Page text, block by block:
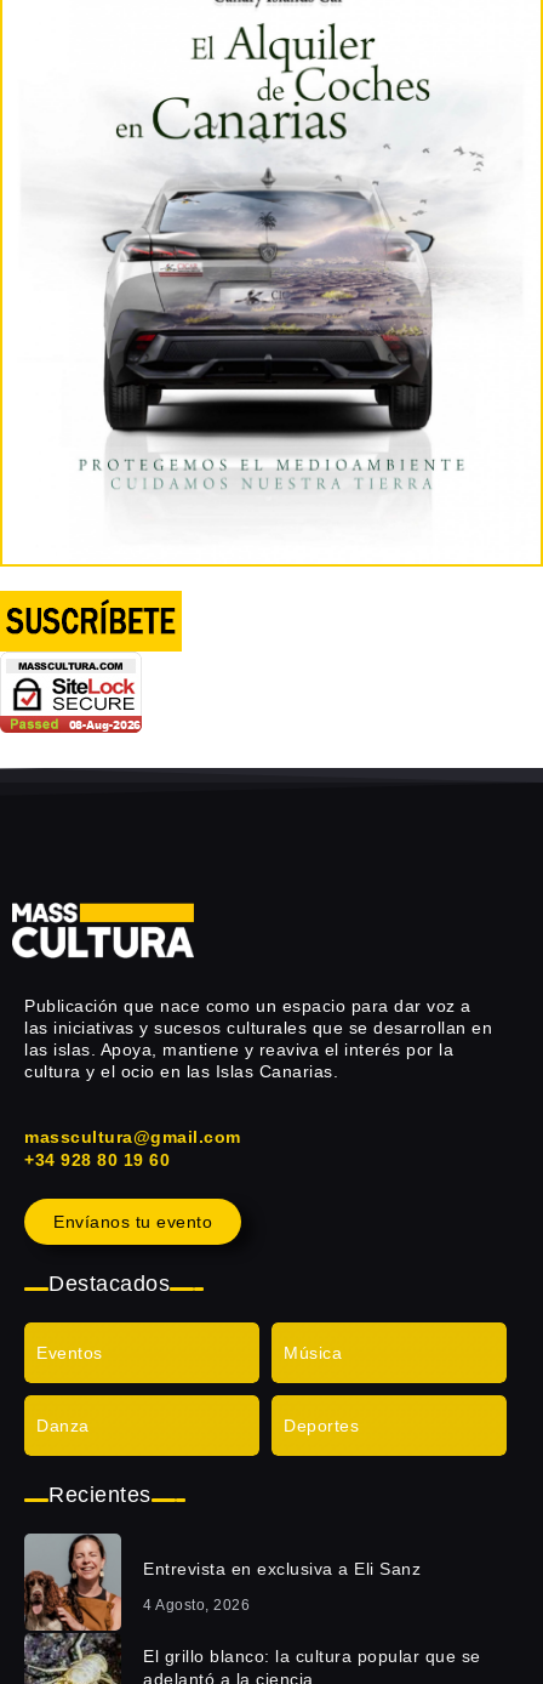
Publicación que nace como un espacio para dar voz a
las iniciativas y sucesos culturales que se desarrollan en
las islas. Apoya, mantiene y reaviva el interés por la
cultura y el ocio en las Islas Canarias.
masscultura@gmail.com
+34 928 80 19 60
Envíanos tu evento
Destacados
Eventos Música
Danza Deportes
Recientes
Entrevista en exclusiva a Eli Sanz
4 Agosto, 2026
El grillo blanco: la cultura popular que se
adelantó a la ciencia